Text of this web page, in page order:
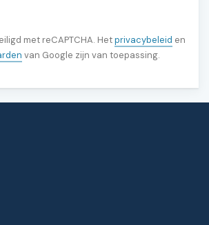
met reCAPTCHA. Hetprivacybeleid (opent
en
(opent in nieuw tabblad)
van Google zijn van toepassing.